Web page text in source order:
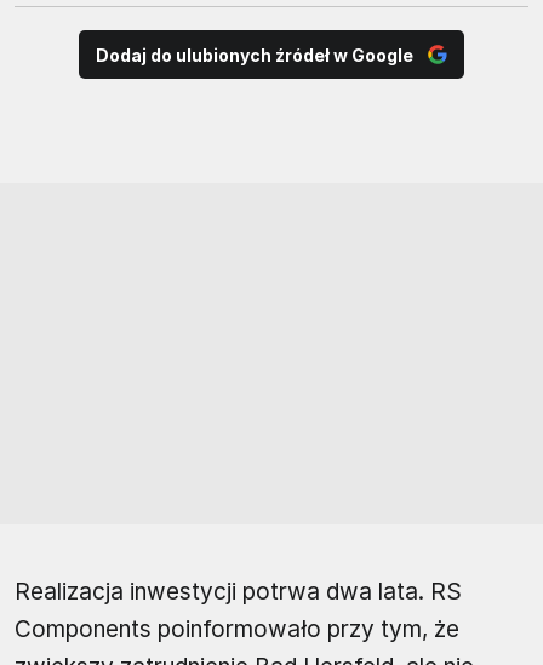
Dodaj do ulubionych źródeł w Google
Realizacja inwestycji potrwa dwa lata. RS
Components poinformowało przy tym, że